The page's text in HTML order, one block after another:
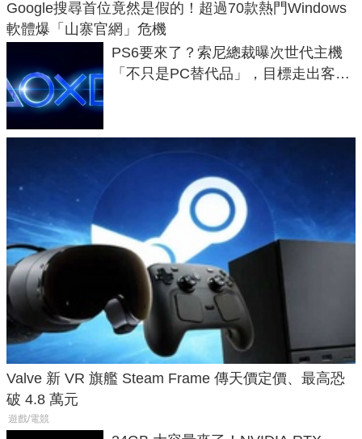
Google搜尋首位竟然是假的！超過70款熱門Windows
軟體爆「山寨官網」危機
PS6要來了？索尼總裁曝次世代主機
「不只是PC替代品」，目標走出客
Valve 新 VR 旗艦 Steam Frame 傳天價定價、最高恐
破 4.8 萬元
遊戲/電競